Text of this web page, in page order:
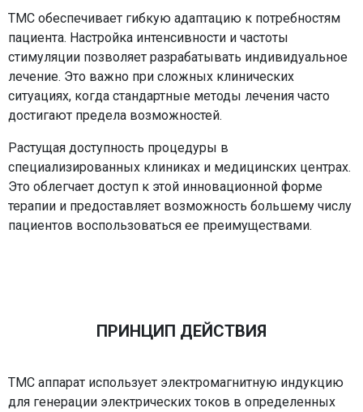
ТМС обеспечивает гибкую адаптацию к потребностям
пациента. Настройка интенсивности и частоты
стимуляции позволяет разрабатывать индивидуальное
лечение. Это важно при сложных клинических
ситуациях, когда стандартные методы лечения часто
достигают предела возможностей.
Растущая доступность процедуры в
специализированных клиниках и медицинских центрах.
Это облегчает доступ к этой инновационной форме
терапии и предоставляет возможность большему числу
пациентов воспользоваться ее преимуществами.
ПРИНЦИП ДЕЙСТВИЯ
ТМС аппарат использует электромагнитную индукцию
для генерации электрических токов в определенных